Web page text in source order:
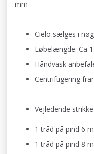
mm
Cielo sælges i
Løbelængde: Ca
Håndvask
Centrifugering
Vejledende
1 tråd på pind 6
1 tråd på pind 8